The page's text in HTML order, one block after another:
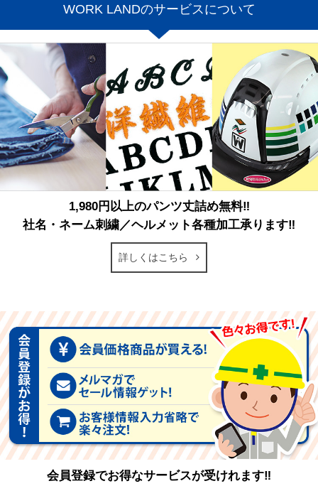
WORK LANDのサービスについて
1,980円以上のパンツ丈詰め無料‼
社名・ネーム刺繍／ヘルメット各種加工承ります‼
詳しくはこちら
会員登録でお得なサービスが受けれます‼